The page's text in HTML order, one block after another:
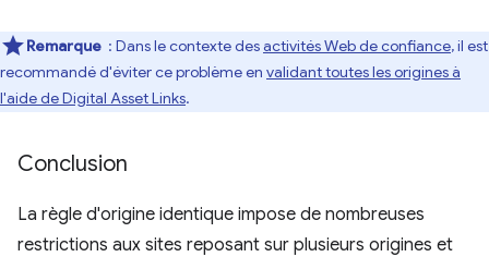
Remarque : Dans le contexte desactivités Web de confiance, il est
recommandé d'éviter ce problème en validant toutes les origines à
l'aide de Digital Asset Links.
Conclusion
La règle d'origine identique impose de nombreuses
restrictions aux sites reposant sur plusieurs origines et